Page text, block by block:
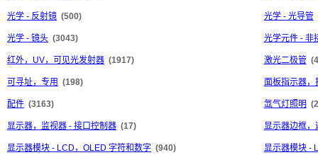
光学 - 反射镜 (500) 光学 - 光导管
光学 - 镜头 (3043) 光学元件 - 非
红外，UV，可见光发射器 (1917) 激光二极管
可寻址，专用 (198) 面板指示器，
配件 (3163) 氙气灯照明
显示器，监视器 - 接口控制器 (17) 显示器边框，
显示器模块 - LCD，OLED 字符和数字 (940) 显示器模块 -